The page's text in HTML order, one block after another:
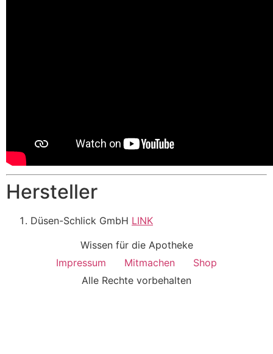
Hersteller
Düsen-Schlick GmbH LINK
Wissen für die Apotheke
Impressum
Mitmachen
Shop
Alle Rechte vorbehalten